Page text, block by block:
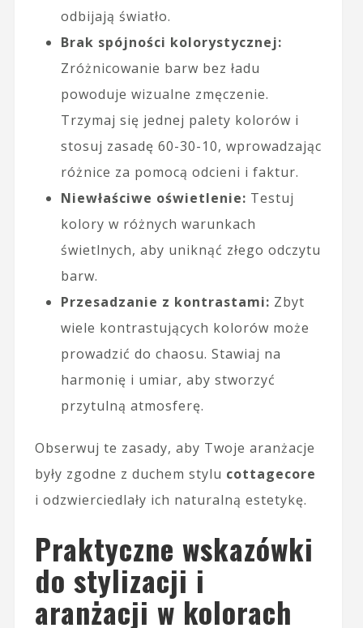
odbijają światło.
Brak spójności kolorystycznej:
Zróżnicowanie barw bez ładu
powoduje wizualne zmęczenie.
Trzymaj się jednej palety kolorów i
stosuj zasadę 60-30-10, wprowadzając
różnice za pomocą odcieni i faktur.
Niewłaściwe oświetlenie: Testuj
kolory w różnych warunkach
świetlnych, aby uniknąć złego odczytu
barw.
Przesadzanie z kontrastami: Zbyt
wiele kontrastujących kolorów może
prowadzić do chaosu. Stawiaj na
harmonię i umiar, aby stworzyć
przytulną atmosferę.
Obserwuj te zasady, aby Twoje aranżacje
były zgodne z duchem stylu cottagecore
i odzwierciedlały ich naturalną estetykę.
Praktyczne wskazówki
do stylizacji i
aranżacji w kolorach